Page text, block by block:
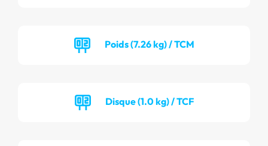
Poids (7.26 kg) / TCM
Disque (1.0 kg) / TCF